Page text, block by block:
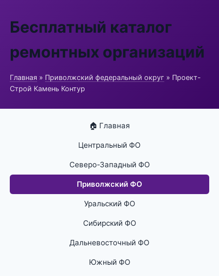
Бесплатный каталог
ремонтных организаций
Главная » Приволжский федеральный округ » Проект-
Строй Камень Контур
🏠 Главная
Центральный ФО
Северо-Западный ФО
Приволжский ФО
Уральский ФО
Сибирский ФО
Дальневосточный ФО
Южный ФО